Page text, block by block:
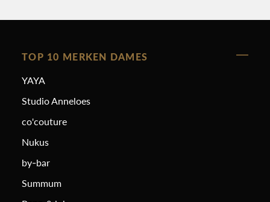
TOP 10 MERKEN DAMES
YAYA
Studio Anneloes
co'couture
Nukus
by-bar
Summum